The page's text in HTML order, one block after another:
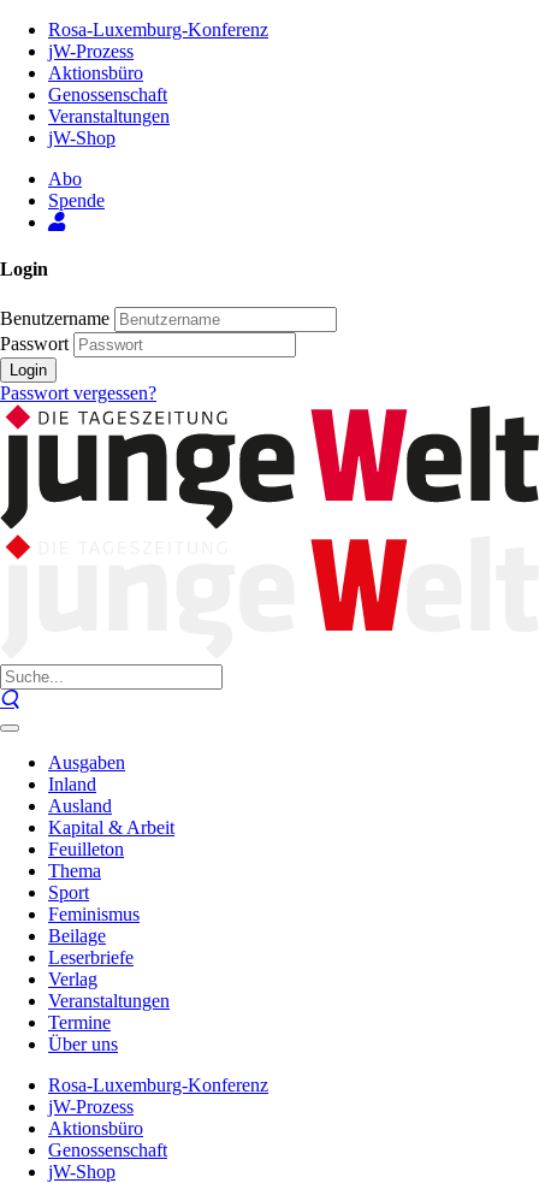
Inhalt
Seite
Rosa-Luxemburg-Konferenz
jW-Prozess
Aktionsbüro
Genossenschaft
Veranstaltungen
jW-Shop
Abo
Spende
Login
Benutzername
Passwort
Login
Passwort vergessen?
Ausgaben
Inland
Ausland
Kapital & Arbeit
Feuilleton
Thema
Sport
Feminismus
Beilage
Leserbriefe
Verlag
Veranstaltungen
Termine
Über uns
Rosa-Luxemburg-Konferenz
jW-Prozess
Aktionsbüro
Genossenschaft
jW-Shop